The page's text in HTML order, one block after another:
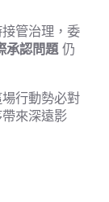
管治理，委
承認問題仍
行動勢必對
來深遠影